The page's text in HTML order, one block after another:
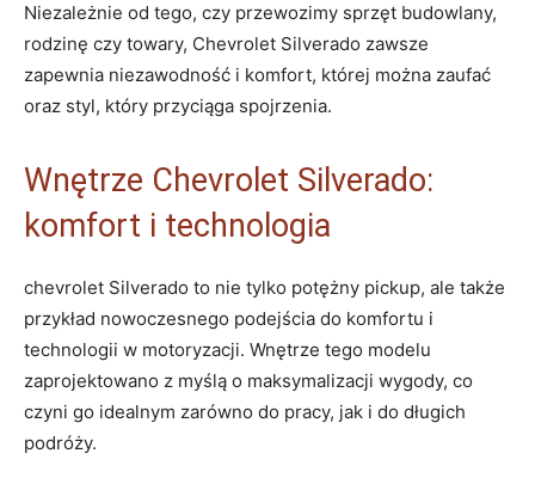
Niezależnie od tego, czy przewozimy sprzęt budowlany,
rodzinę czy towary, Chevrolet Silverado zawsze
zapewnia niezawodność i komfort, której można zaufać
oraz styl, który przyciąga spojrzenia.
Wnętrze Chevrolet Silverado:
komfort i technologia
chevrolet Silverado to nie tylko potężny pickup, ale także
przykład nowoczesnego podejścia do komfortu i
technologii w motoryzacji. Wnętrze tego modelu
zaprojektowano z myślą o maksymalizacji wygody, co
czyni go idealnym zarówno do pracy, jak i do długich
podróży.